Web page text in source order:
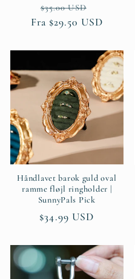
Normalpris
$35.00 USD
Fra $29.50 USD
Håndlavet barok guld oval
ramme fløjl ringholder |
SunnyPals Pick
Normalpris
$34.99 USD